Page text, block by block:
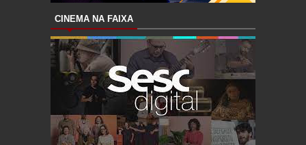
CINEMA NA FAIXA